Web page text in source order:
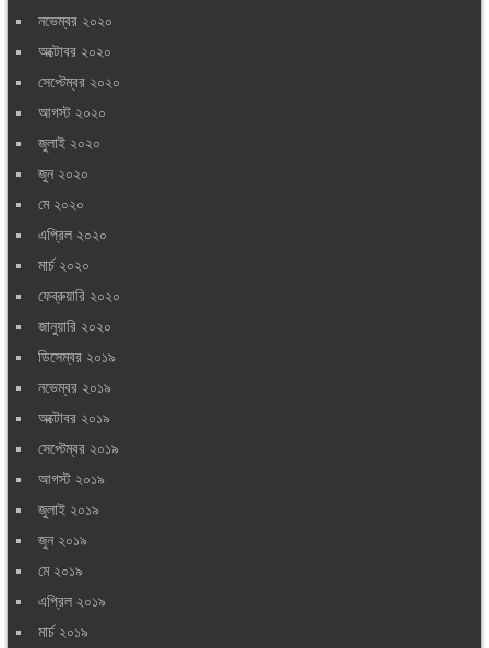
নভেম্বর ২০২০
অক্টোবর ২০২০
সেপ্টেম্বর ২০২০
আগস্ট ২০২০
জুলাই ২০২০
জুন ২০২০
মে ২০২০
এপ্রিল ২০২০
মার্চ ২০২০
ফেব্রুয়ারি ২০২০
জানুয়ারি ২০২০
ডিসেম্বর ২০১৯
নভেম্বর ২০১৯
অক্টোবর ২০১৯
সেপ্টেম্বর ২০১৯
আগস্ট ২০১৯
জুলাই ২০১৯
জুন ২০১৯
মে ২০১৯
এপ্রিল ২০১৯
মার্চ ২০১৯